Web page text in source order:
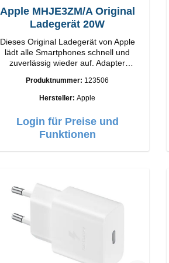
Apple MHJE3ZM/A Original
Ladegerät 20W
Dieses Original Ladegerät von Apple
lädt alle Smartphones schnell und
zuverlässig wieder auf. Adapter
Verarbeitung Anschlüsse: USB-C
Output: 20W Farbe: Weiss
Produktnummer: 123506
Hersteller:Apple
Login für Preise und
Funktionen